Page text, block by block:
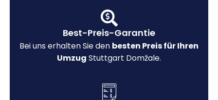
Best-Preis-Garantie
Bei uns erhalten Sie den besten Preis für Ihren
Umzug Stuttgart Domžale.